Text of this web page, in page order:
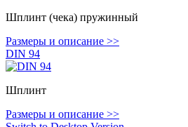
Шплинт (чека) пружинный
Размеры и описание >>
DIN 94
Шплинт
Размеры и описание >>